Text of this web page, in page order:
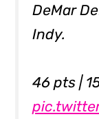
DeMar
Indy.
46 pts |